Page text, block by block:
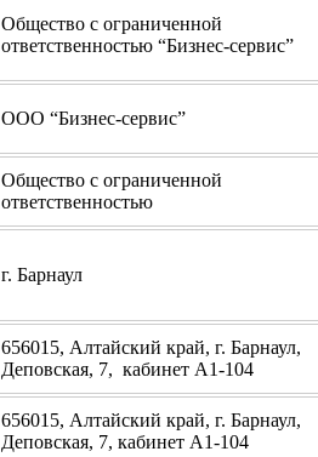
Общество с ограниченной
ответственностью “Бизнес-сервис”
ООО “Бизнес-сервис”
Общество с ограниченной
ответственностью
г. Барнаул
656015, Алтайский край, г. Барнаул,
Деповская, 7, кабинет А1-104
656015, Алтайский край, г. Барнаул,
Деповская, 7, кабинет А1-104